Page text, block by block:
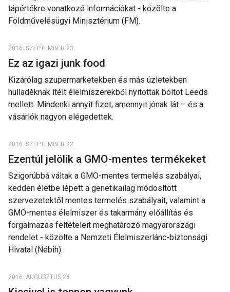
tápértékre vonatkozó információkat - közölte a
Földművelésügyi Minisztérium (FM).
2016. SZEPTEMBER 23.
Ez az igazi junk food
Kizárólag szupermarketekben és más üzletekben
hulladéknak ítélt élelmiszerekből nyitottak boltot Leeds
mellett. Mindenki annyit fizet, amennyit jónak lát – és a
vásárlók nagyon elégedettek.
2016. SZEPTEMBER 22.
Ezentúl jelölik a GMO-mentes termékeket
Szigorúbbá váltak a GMO-mentes termelés szabályai,
kedden életbe lépett a genetikailag módosított
szervezetektől mentes termelés szabályait, valamint a
GMO-mentes élelmiszer és takarmány előállítás és
forgalmazás feltételeit meghatározó magyarországi
rendelet - közölte a Nemzeti Élelmiszerlánc-biztonsági
Hivatal (Nébih).
2016. AUGUSZTUS 28.